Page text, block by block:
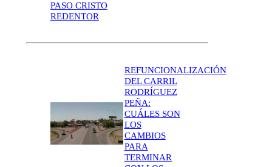
PASO CRISTO
REDENTOR
REFUNCIONALIZACIÓN
DEL CARRIL
RODRÍGUEZ
PEÑA:
CUÁLES SON
LOS
CAMBIOS
PARA
TERMINAR